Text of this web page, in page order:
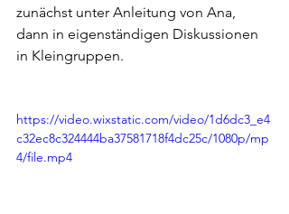
zunächst unter Anleitung von Ana,
dann in eigenständigen Diskussionen
in Kleingruppen.
https://video.wixstatic.com/video/1d6dc3_e4
c32ec8c324444ba37581718f4dc25c/1080p/mp
4/file.mp4